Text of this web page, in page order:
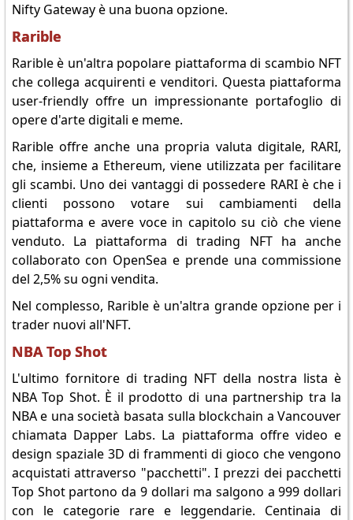
Nifty Gateway è una buona opzione.
Rarible
Rarible è un'altra popolare piattaforma di scambio NFT
che collega acquirenti e venditori. Questa piattaforma
user-friendly offre un impressionante portafoglio di
opere d'arte digitali e meme.
Rarible offre anche una propria valuta digitale, RARI,
che, insieme a Ethereum, viene utilizzata per facilitare
gli scambi. Uno dei vantaggi di possedere RARI è che i
clienti possono votare sui cambiamenti della
piattaforma e avere voce in capitolo su ciò che viene
venduto. La piattaforma di trading NFT ha anche
collaborato con OpenSea e prende una commissione
del 2,5% su ogni vendita.
Nel complesso, Rarible è un'altra grande opzione per i
trader nuovi all'NFT.
NBA Top Shot
L'ultimo fornitore di trading NFT della nostra lista è
NBA Top Shot. È il prodotto di una partnership tra la
NBA e una società basata sulla blockchain a Vancouver
chiamata Dapper Labs. La piattaforma offre video e
design spaziale 3D di frammenti di gioco che vengono
acquistati attraverso "pacchetti". I prezzi dei pacchetti
Top Shot partono da 9 dollari ma salgono a 999 dollari
con le categorie rare e leggendarie. Centinaia di